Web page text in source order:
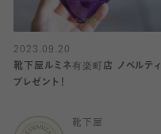
2023.09.20
靴下屋ルミネ有楽町店 ノベルティ
プレゼント！
靴下屋